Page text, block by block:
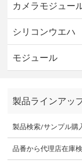
カメラモジュー
シリコンウエハ
モジュール
製品ラインアッ
製品検索/サンプル購
品番から代理店在庫